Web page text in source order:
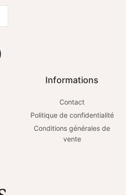
Informations
Contact
Politique de confidentialité
Conditions générales de
vente